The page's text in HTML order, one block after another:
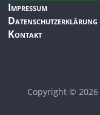
Impressum
Datenschutzerklärung
Kontakt
Copyright © 2026